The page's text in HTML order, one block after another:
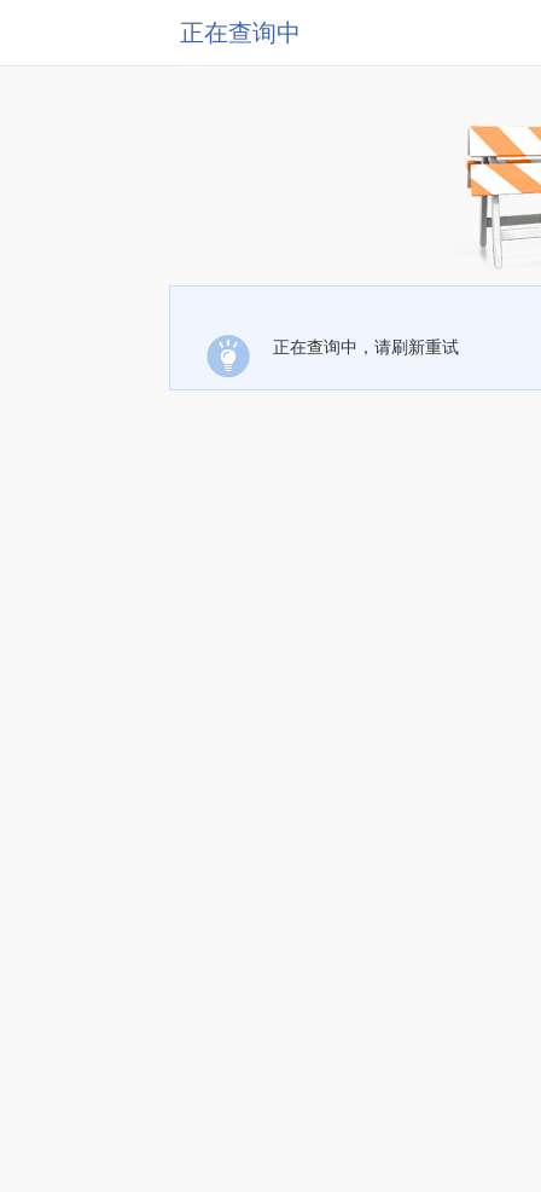
正在查询中
正在查询中，请刷新重试